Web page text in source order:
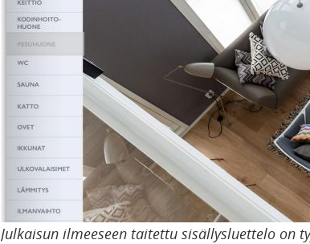
Julkaisun ilmeeseen taitettu sisällysluettelo on